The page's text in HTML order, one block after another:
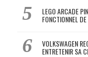
LEGO ARCADE
FONCTIONNEL
VOLKSWAGEN
ENTRETENIR SA